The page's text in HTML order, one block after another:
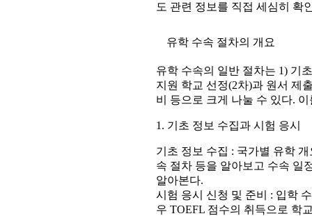
도 관련 정보를 직접 세심히 확
유학 수속 절차의 개요
유학 수속의 일반 절차는 1) 기
지원 학교 선정(2차)과 원서 제
비 등으로 크게 나눌 수 있다.
1. 기초 정보 수집과 시험 응시
기초 정보 수집 : 국가별 유학
속 절차 등을 알아보고 수속 일
알아본다.
시험 응시 신청 및 준비 : 입학
우 TOEFL 점수의 취득으로 학